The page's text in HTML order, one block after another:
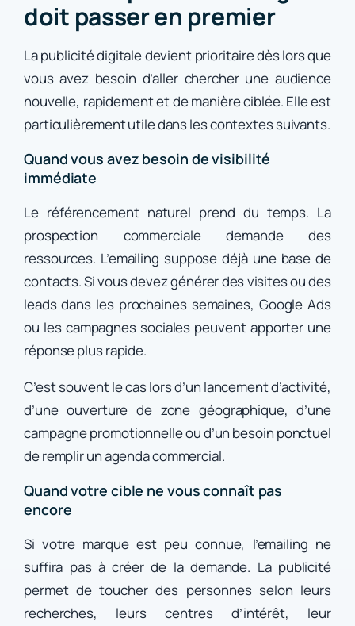
doit passer en premier
La publicité digitale devient prioritaire dès lors que
vous avez besoin d’aller chercher une audience
nouvelle, rapidement et de manière ciblée. Elle est
particulièrement utile dans les contextes suivants.
Quand vous avez besoin de visibilité
immédiate
Le référencement naturel prend du temps. La
prospection commerciale demande des
ressources. L’emailing suppose déjà une base de
contacts. Si vous devez générer des visites ou des
leads dans les prochaines semaines, Google Ads
ou les campagnes sociales peuvent apporter une
réponse plus rapide.
C’est souvent le cas lors d’un lancement d’activité,
d’une ouverture de zone géographique, d’une
campagne promotionnelle ou d’un besoin ponctuel
de remplir un agenda commercial.
Quand votre cible ne vous connaît pas
encore
Si votre marque est peu connue, l’emailing ne
suffira pas à créer de la demande. La publicité
permet de toucher des personnes selon leurs
recherches, leurs centres d’intérêt, leur